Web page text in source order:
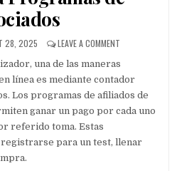
DATE:
28, 2025 LEAVE A COMMENTON MAXIMIZAR
una de las maneras
línea es mediante contador
Los programas de afiliados de
ganar un pago por cada uno
referido toma. Estas
para un test, llenar